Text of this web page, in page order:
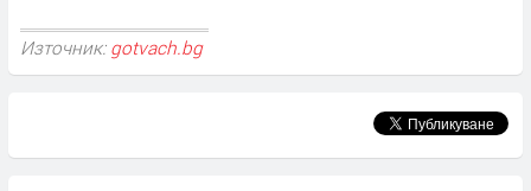
Източник: gotvach.bg